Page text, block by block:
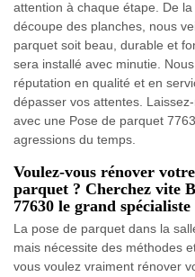
attention à chaque étape. De
découpe des planches, nous
parquet soit beau, durable et
sera installé avec minutie.
réputation en qualité et en
dépasser vos attentes.
avec une Pose de parquet
agressions du temps.
Voulez-vous rénover
parquet ? Cherchez vite
77630 le grand
La pose de parquet dans la
mais nécessite des méthodes
vous voulez vraiment rénover